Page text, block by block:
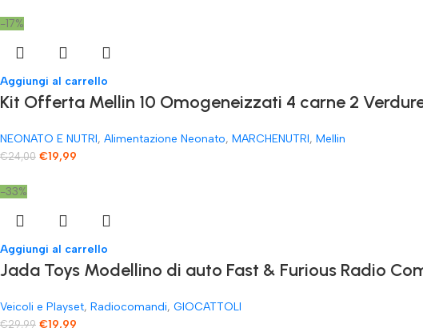
-17%
Aggiungi al carrello
Kit Offerta Mellin 10 Omogeneizzati 4 carne 2
NEONATO E NUTRI, Alimentazione Neonato, MARCHENUTRI, Mellin
€24,00 €19,99
-33%
Aggiungi al carrello
Jada Toys Modellino di auto Fast & Furious Radio
Veicoli e Playset, Radiocomandi, GIOCATTOLI
€29,99 €19,99